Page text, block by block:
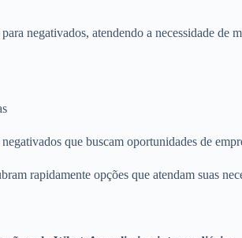
negativados, atendendo a necessidade de
que buscam oportunidades de
rapidamente opções que atendam suas